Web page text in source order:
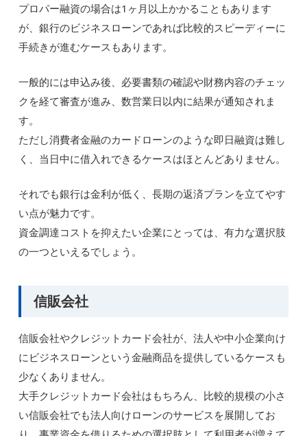
プロパー融資の場合は1ヶ月以上かかることもあります
が、銀行のビジネスローンであれば比較的スピーディーに
手続きが進むケースもあります。
一般的には申込み後、必要書類の確認や財務内容のチェッ
クを経て審査が進み、数営業日以内に結果が通知されま
す。
ただし消費者金融のカードローンのような即日融資は難し
く、当日中に借入れできるケースはほとんどありません。
それでも銀行は金利が低く、長期の返済プランを立てやす
い点が魅力です。
資金調達コストを抑えたい企業にとっては、有力な選択肢
の一つといえるでしょう。
信販会社
信販会社やクレジットカード会社が、法人や中小企業向け
にビジネスローンという金融商品を提供しているケースも
少なくありません。
大手クレジットカード会社はもちろん、比較的規模の小さ
い信販会社でも法人向けローンのサービスを展開してお